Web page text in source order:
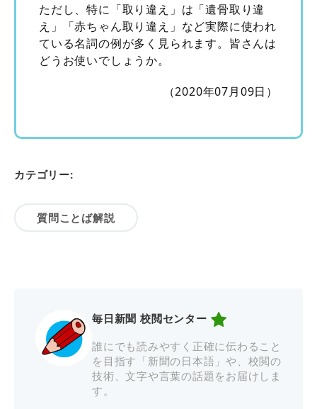
ただし、特に「取り違え」は「遺骨取り違
え」「赤ちゃん取り違え」など実際に使われ
ている名詞の例が多く見られます。皆さんは
どうお使いでしょうか。
（2020年07月09日）
カテゴリー:
質問ことば解説
毎日新聞 校閲センター
誰にでも読みやすく正確に伝わること
を目指す「新聞の日本語」や、校閲の
技術、文字や言葉の話題をお届けしま
す。